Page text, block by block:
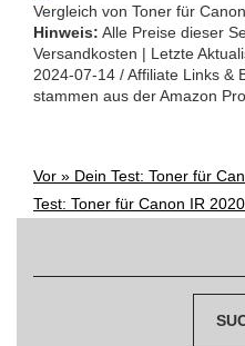
Vergleich von Toner für
Hinweis: Alle Preise dieser
Versandkosten | Letzte
2024-07-14 / Affiliate Links &
stammen aus der Amazon
Post
Vor » Dein Test: Toner für
Test: Toner für Canon IR